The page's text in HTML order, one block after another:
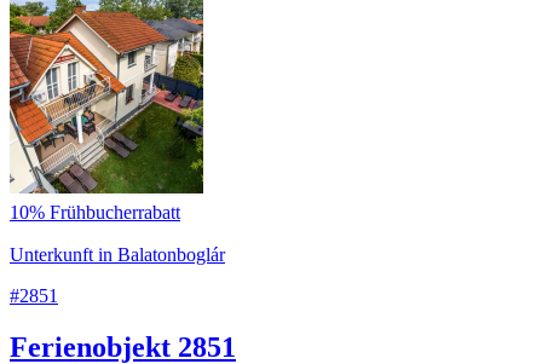
10% Frühbucherrabatt
Unterkunft in Balatonboglár
#2851
Ferienobjekt 2851